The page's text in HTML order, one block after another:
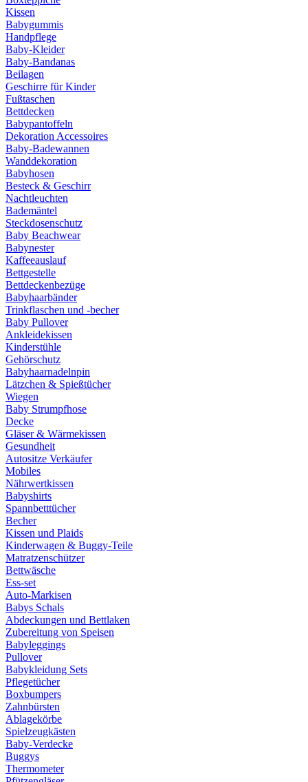
Kissen
Babygummis
Handpflege
Baby-Kleider
Baby-Bandanas
Beilagen
Geschirre für Kinder
Fußtaschen
Bettdecken
Babypantoffeln
Dekoration Accessoires
Baby-Badewannen
Wanddekoration
Babyhosen
Besteck & Geschirr
Nachtleuchten
Bademäntel
Steckdosenschutz
Baby Beachwear
Babynester
Kaffeeauslauf
Bettgestelle
Bettdeckenbezüge
Babyhaarbänder
Trinkflaschen und -becher
Baby Pullover
Ankleidekissen
Kinderstühle
Gehörschutz
Babyhaarnadelnpin
Lätzchen & Spießtücher
Wiegen
Baby Strumpfhose
Decke
Gläser & Wärmekissen
Gesundheit
Autositze Verkäufer
Mobiles
Nährwertkissen
Babyshirts
Spannbetttücher
Becher
Kissen und Plaids
Kinderwagen & Buggy-Teile
Matratzenschützer
Bettwäsche
Ess-set
Auto-Markisen
Babys Schals
Abdeckungen und Bettlaken
Zubereitung von Speisen
Babyleggings
Pullover
Babykleidung Sets
Pflegetücher
Boxbumpers
Zahnbürsten
Ablagekörbe
Spielzeugkästen
Baby-Verdecke
Buggys
Thermometer